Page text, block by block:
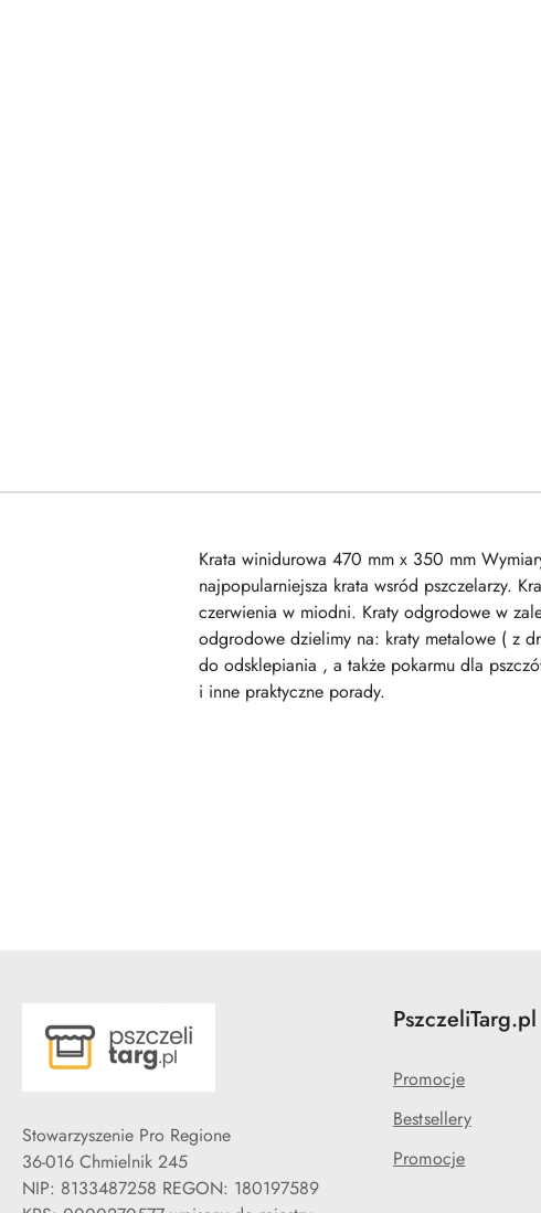
Krata winidurowa 470 mm x 350 mm
najpopularniejsza krata wsród pszczelarzy.
czerwienia w miodni. Kraty odgrodowe w
odgrodowe dzielimy na: kraty metalowe ( z
do odsklepiania , a także pokarmu dla
i inne praktyczne porady.
Stowarzyszenie Pro Regione
36-016 Chmielnik 245
NIP: 8133487258 REGON: 180197589
PszczeliTarg.pl
Promocje
Bestsellery
Promocje